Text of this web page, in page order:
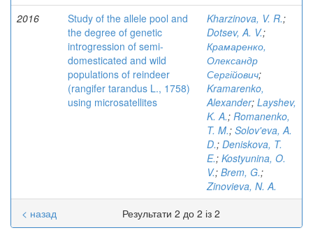
2016
Study of the allele pool and
the degree of genetic
introgression of semi-
domesticated and wild
populations of reindeer
(rangifer tarandus L., 1758)
using microsatellites
Kharzinova, V. R.;
Dotsev, A. V.;
Крамаренко,
Олександр
Сергійович;
Kramarenko,
Alexander; Layshev,
K. A.; Romanenko,
T. M.; Solov'eva, A.
D.; Deniskova, T.
E.; Kostyunina, O.
V.; Brem, G.;
Zinovieva, N. A.
Результати 2 до 2 із 2
< назад